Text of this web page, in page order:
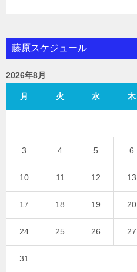
藤原スケジュール
2026年8月
月 火 水 木
3 4 5 6
10 11 12 13
17 18 19 20
24 25 26 27
31